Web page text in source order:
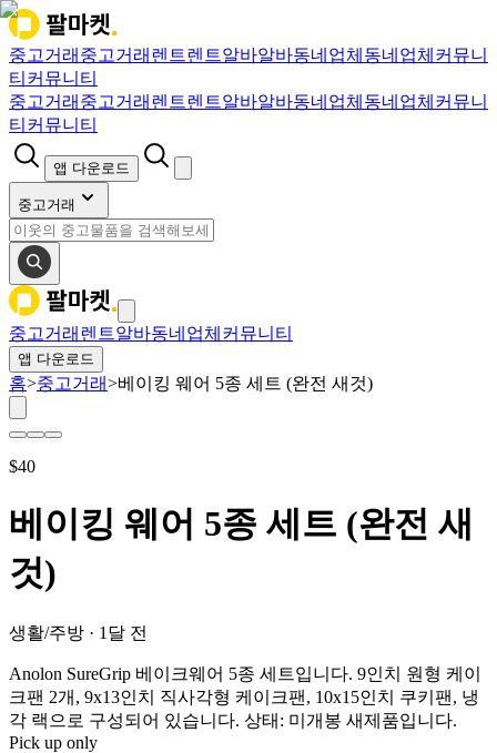
중고거래 중고거래 렌트렌트알바알바동네업체 동네업체 커뮤니
티 커뮤니티
중고거래 중고거래 렌트렌트알바알바동네업체 동네업체 커뮤니
티 커뮤니티
앱 다운로드
중고거래
중고거래 렌트알바동네업체 커뮤니티
앱 다운로드
홈>중고거래>베이킹 웨어 5종 세트 (완전 새것)
$40
베이킹 웨어 5종 세트 (완전 새
것)
생활/주방 · 1달 전
Anolon SureGrip 베이크웨어 5종 세트입니다. 9인치 원형 케이
크팬 2개, 9x13인치 직사각형 케이크팬, 10x15인치 쿠키팬, 냉
각 랙으로 구성되어 있습니다. 상태: 미개봉 새제품입니다.
Pick up only